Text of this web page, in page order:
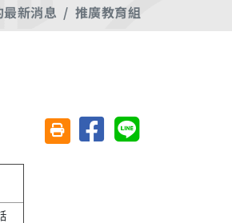
新消息 推廣教育組
友善列印(另開視窗)
分享至臉書分享至 Line